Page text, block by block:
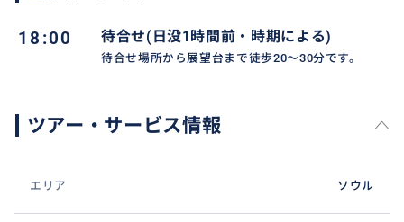
18:00 待合せ(日没1時間前・時期による)
待合せ場所から展望台まで徒歩20〜30分です。
ツアー・サービス情報
エリア ソウル